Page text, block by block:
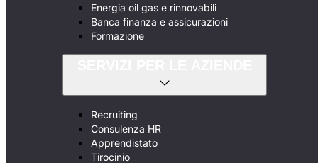
Energia oil gas e rinnovabili
Banca finanza e assicurazioni
Formazione
Recruiting
Consulenza HR
Apprendistato
Tirocinio